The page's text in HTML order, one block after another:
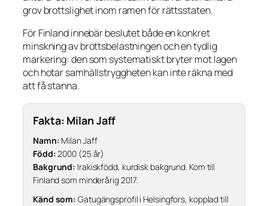
grov brottslighet inom ramen för rättsstaten.
För Finland innebär beslutet både en konkret
minskning av brottsbelastningen och en tydlig
markering: den som systematiskt bryter mot lagen
och hotar samhällstryggheten kan inte räkna med
att få stanna.
Fakta: Milan Jaff
Namn: Milan Jaff
Född:2000 (25 år)
Bakgrund: Irakiskfödd, kurdisk bakgrund. Kom till
Finland som minderårig 2017.
Känd som: Gatugängsprofil i Helsingfors, kopplad till